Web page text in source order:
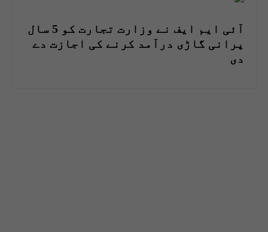
آئی ایم ایف نے وزارت تجارت کو 5 سال
پرانی گاڑی درآمد کرنے کی اجازت دے
دی